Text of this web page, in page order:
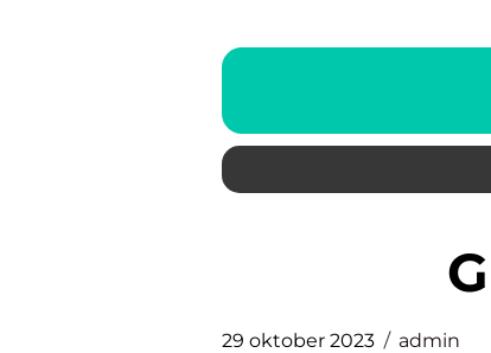
29 oktober 2023 admin